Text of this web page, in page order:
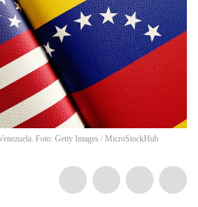
Foto: Getty Images / MicroStockHub